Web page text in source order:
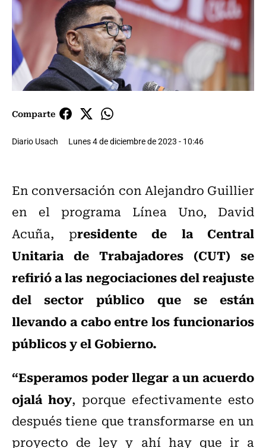
Comparte
Diario Usach Lunes 4 de diciembre de 2023 - 10:46
En conversación con Alejandro Guillier
en el programa Línea Uno, David
Acuña, presidente de la Central
Unitaria de Trabajadores (CUT) se
refirió a las negociaciones del reajuste
del sector público que se están
llevando a cabo entre los funcionarios
públicos y el Gobierno.
“Esperamos poder llegar a un acuerdo
ojalá hoy, porque efectivamente esto
después tiene que transformarse en un
proyecto de ley y ahí hay que ir a